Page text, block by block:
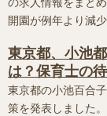
開園が例年より減
東京都、小池
は？保育士の
東京都の小池百合
策を発表しました